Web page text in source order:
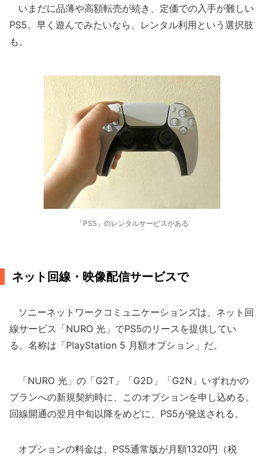
いまだに品薄や高額転売が続き、定価での入手が難しい
PS5。早く遊んでみたいなら、レンタル利用という選択肢
も。
「PS5」のレンタルサービスがある
ネット回線・映像配信サービスで
ソニーネットワークコミュニケーションズは、ネット回
線サービス「NURO 光」でPS5のリースを提供してい
る。名称は「PlayStation 5 月額オプション」だ。
「NURO 光」の「G2T」「G2D」「G2N」いずれかの
プランへの新規契約時に、このオプションを申し込める。
回線開通の翌月中旬以降をめどに、PS5が発送される。
オプションの料金は、PS5通常版が月額1320円（税